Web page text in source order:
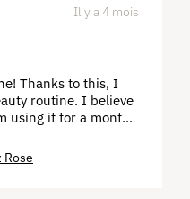
Thanks to this, I
routine. I believe
using it for a month
Il y a 4 mois
Rose